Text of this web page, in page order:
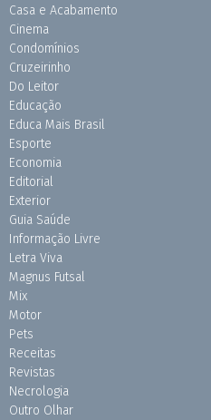
Casa e Acabamento
Cinema
Condomínios
Cruzeirinho
Do Leitor
Educação
Educa Mais Brasil
Esporte
Economia
Editorial
Exterior
Guia Saúde
Informação Livre
Letra Viva
Magnus Futsal
Mix
Motor
Pets
Receitas
Revistas
Necrologia
Outro Olhar